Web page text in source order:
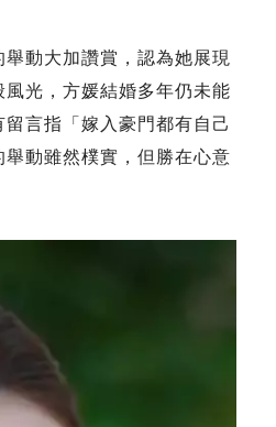
動大加讚賞，認為她展現
光，方媛結婚多年仍未能
言指「嫁入豪門都有自己
動雖然樸實，但勝在心意